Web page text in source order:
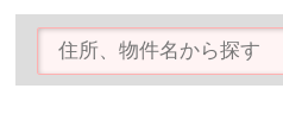
物件を探す
購入TOP
条件から探す